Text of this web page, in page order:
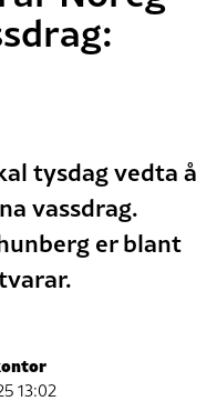
tysdag vedta å
vassdrag.
er blant
13:02